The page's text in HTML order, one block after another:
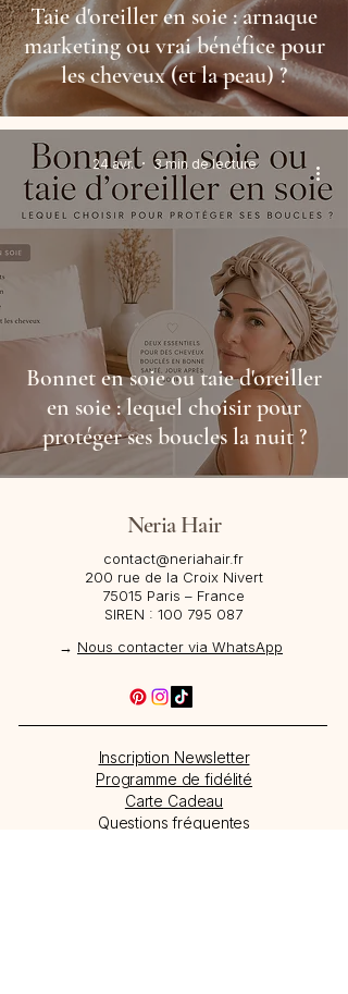
Taie d'oreiller en soie : arnaque
marketing ou vrai bénéfice pour
les cheveux (et la peau) ?
Bonnet en soie ou taie d'oreiller
en soie : lequel choisir pour
protéger ses boucles la nuit ?
24 avr. 3 min de lecture
Neria Hair
contact@neriahair.fr
200 rue de la Croix Nivert
75015 Paris – France​
SIREN : 100 795 087
→ Nous contacter via WhatsApp
Inscription Newsletter
Programme de fidélité
Carte Cadeau
Questions fréquentes